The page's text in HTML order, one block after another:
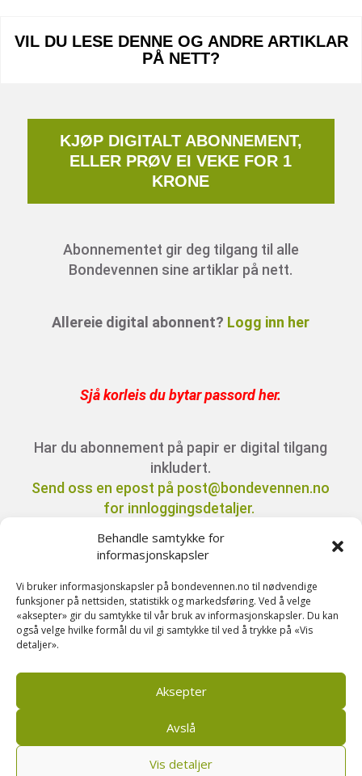
Behandle samtykke for
informasjonskapsler
Vi bruker informasjonskapsler på bondevennen.no til nødvendige
funksjoner på nettsiden, statistikk og markedsføring. Ved å velge
«aksepter» gir du samtykke til vår bruk av informasjonskapsler. Du kan
også velge hvilke formål du vil gi samtykke til ved å trykke på «Vis
detaljer».
Aksepter
Avslå
Vis detaljer
VIL DU LESE DENNE OG ANDRE ARTIKLAR
PÅ NETT?
KJØP DIGITALT ABONNEMENT,
ELLER PRØV EI VEKE FOR 1
KRONE
Abonnementet gir deg tilgang til alle
Bondevennen sine artiklar på nett.
Allereie digital abonnent? Logg inn her
Sjå korleis du bytar passord her.
Har du abonnement på papir er digital tilgang
inkludert.
Send oss en epost på post@bondevennen.no
for innloggingsdetaljer.
Har du spørsmål angående abonnement?
Kontakt oss på telefon 51 88 72 61 eller send
ein e-post til
post@bondevennen.no.
Stikkord denne saka: generasjonsskifte